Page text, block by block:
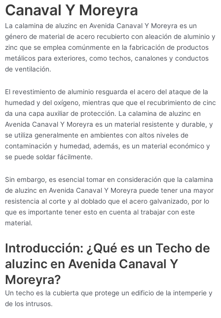
Canaval Y Moreyra
La calamina de aluzinc en Avenida Canaval Y Moreyra es un
género de material de acero recubierto con aleación de aluminio y
zinc que se emplea comúnmente en la fabricación de productos
metálicos para exteriores, como techos, canalones y conductos
de ventilación.
El revestimiento de aluminio resguarda el acero del ataque de la
humedad y del oxígeno, mientras que que el recubrimiento de cinc
da una capa auxiliar de protección. La calamina de aluzinc en
Avenida Canaval Y Moreyra es un material resistente y durable, y
se utiliza generalmente en ambientes con altos niveles de
contaminación y humedad, además, es un material económico y
se puede soldar fácilmente.
Sin embargo, es esencial tomar en consideración que la calamina
de aluzinc en Avenida Canaval Y Moreyra puede tener una mayor
resistencia al corte y al doblado que el acero galvanizado, por lo
que es importante tener esto en cuenta al trabajar con este
material.
Introducción: ¿Qué es un Techo de
aluzinc en Avenida Canaval Y
Moreyra?
Un techo es la cubierta que protege un edificio de la intemperie y
de los intrusos.